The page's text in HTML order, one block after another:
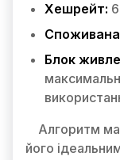
Хешрейт:
Блок
Алгоритм
його